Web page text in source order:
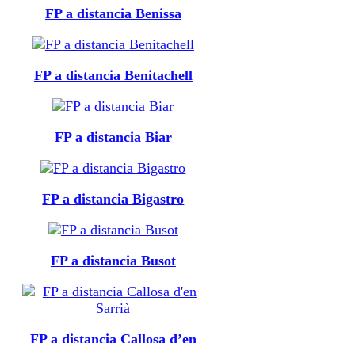
FP a distancia Benissa
FP a distancia Benitachell
FP a distancia Biar
FP a distancia Bigastro
FP a distancia Busot
FP a distancia Callosa d’en